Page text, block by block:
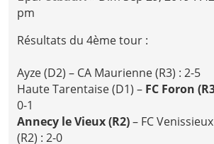
pm
Résultats du 4ème tour :
Ayze (D2) – CA Maurienne (R3) : 2-5
Haute Tarentaise (D1) – FC Foron
0-1
Annecy le Vieux (R2)– FC Venissieux
(R2) : 2-0